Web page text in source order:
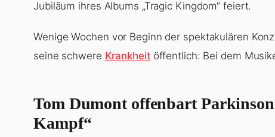
Jubiläum ihres Albums „Tragic Kingdom“ feiert.
Wenige Wochen vor Beginn der spektakulären
seine schwere Krankheitöffentlich: Bei dem
Tom Dumont offenbart
Kampf“